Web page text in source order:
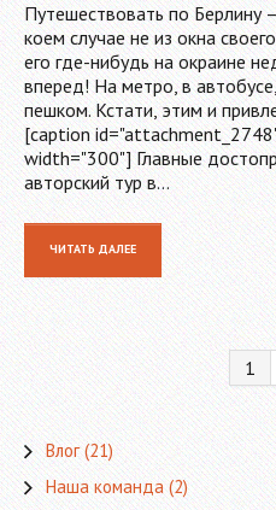
Путешествовать по Берлину
коем случае не из окна
его где-нибудь на окраине
вперед! На метро, в
пешком. Кстати, этим и
[caption
width="300"] Главные
авторский тур в…
ЧИТАТЬ ДАЛЕЕ
1
Влог(21)
Наша команда(2)